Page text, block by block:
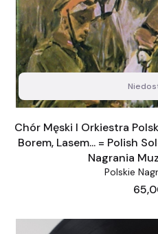
Chór Męski I Orkiestra
Borem, Lasem... = Polish
Nagrania
Polskie
Cena